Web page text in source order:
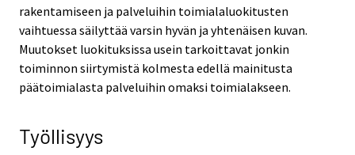
rakentamiseen ja palveluihin toimialaluokitusten
vaihtuessa säilyttää varsin hyvän ja yhtenäisen kuvan.
Muutokset luokituksissa usein tarkoittavat jonkin
toiminnon siirtymistä kolmesta edellä mainitusta
päätoimialasta palveluihin omaksi toimialakseen.
Työllisyys